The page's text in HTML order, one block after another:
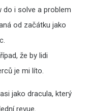
i solve a problem
od začátku jako
že by lidi
je mi líto.
jako dracula, který
revue.